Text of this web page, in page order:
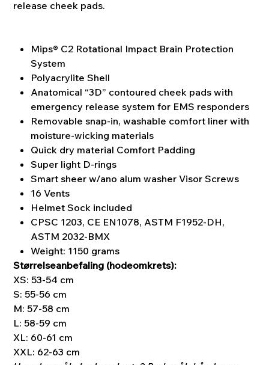
release cheek pads.
Mips® C2 Rotational Impact Brain Protection
System
Polyacrylite Shell
Anatomical “3D” contoured cheek pads with
emergency release system for EMS responders
Removable snap-in, washable comfort liner with
moisture-wicking materials
Quick dry material Comfort Padding
Super light D-rings
Smart sheer w/ano alum washer Visor Screws
16 Vents
Helmet Sock included
CPSC 1203, CE EN1078, ASTM F1952-DH,
ASTM 2032-BMX
Weight: 1150 grams
Størrelseanbefaling (hodeomkrets):
XS: 53-54 cm
S: 55-56 cm
M: 57-58 cm
L: 58-59 cm
XL: 60-61 cm
XXL: 62-63 cm